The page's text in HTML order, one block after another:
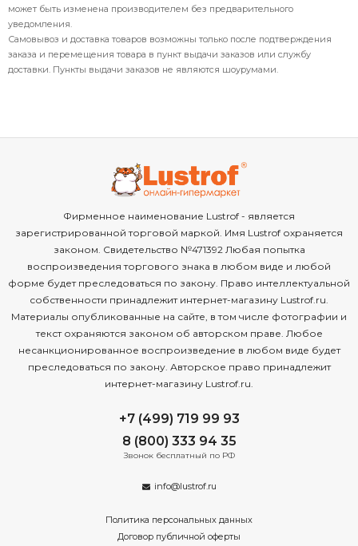
может быть изменена производителем без предварительного
уведомления.
Самовывоз и доставка товаров возможны только после подтверждения
заказа и перемещения товара в пункт выдачи заказов или службу
доставки. Пункты выдачи заказов не являются шоурумами.
Фирменное наименование Lustrof - является
зарегистрированной торговой маркой. Имя Lustrof охраняется
законом. Свидетельство №471392 Любая попытка
воспроизведения торгового знака в любом виде и любой
форме будет преследоваться по закону. Право интеллектуальной
собственности принадлежит интернет-магазину Lustrof.ru.
Материалы опубликованные на сайте, в том числе фотографии и
текст охраняются законом об авторском праве. Любое
несанкционированное воспроизведение в любом виде будет
преследоваться по закону. Авторское право принадлежит
интернет-магазину Lustrof.ru.
+7 (499) 719 99 93
8 (800) 333 94 35
Звонок бесплатный по РФ
info@lustrof.ru
Политика персональных данных
Договор публичной оферты